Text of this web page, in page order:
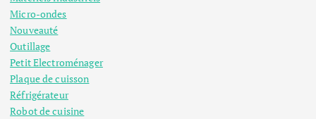
Micro-ondes
Nouveauté
Outillage
Petit Electroménager
Plaque de cuisson
Réfrigérateur
Robot de cuisine